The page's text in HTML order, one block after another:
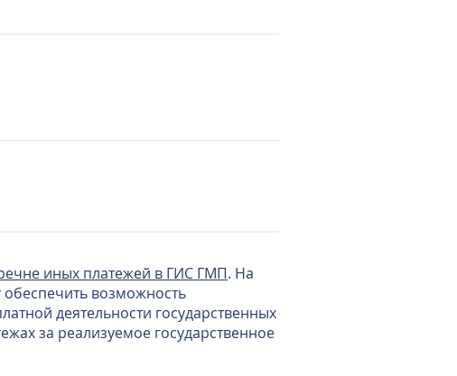
иных платежей в ГИС ГМП. На
возможность
деятельности государственных
за реализуемое государственное